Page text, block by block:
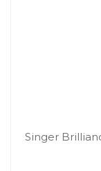
Singer